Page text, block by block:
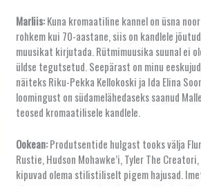
Marliis:Kuna kromaatiline kannel on üsna
rohkem kui 70-aastane, siis on kandlele
muusikat kirjutada. Rütmimuusika suunal ei
üldse tegutsetud. Seepärast on minu
näiteks Riku-Pekka Kellokoski ja Ida Elina
loomingust on südamelähedaseks saanud
teosed kromaatilisele kandlele.
Ookean:Produtsentide hulgast tooks välja
Rustie, Hudson Mohawke’i, Tyler The
kipuvad olema stilistiliselt pigem hajusad.